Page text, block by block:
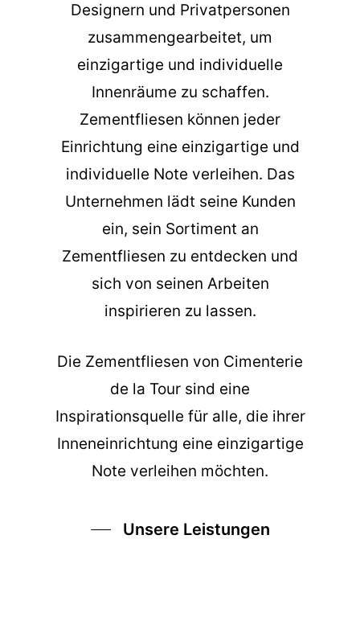
Designern und Privatpersonen
zusammengearbeitet, um
einzigartige und individuelle
Innenräume zu schaffen.
Zementfliesen können jeder
Einrichtung eine einzigartige und
individuelle Note verleihen. Das
Unternehmen lädt seine Kunden
ein, sein Sortiment an
Zementfliesen zu entdecken und
sich von seinen Arbeiten
inspirieren zu lassen.
Die Zementfliesen von Cimenterie
de la Tour sind eine
Inspirationsquelle für alle, die ihrer
Inneneinrichtung eine einzigartige
Note verleihen möchten.
Unsere Leistungen